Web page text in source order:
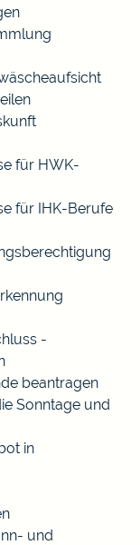
für HWK-
für IHK-Berufe
-
beantragen
Sonntage und
in
und